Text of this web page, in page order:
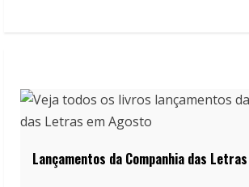
Lançamentos da Companhia das